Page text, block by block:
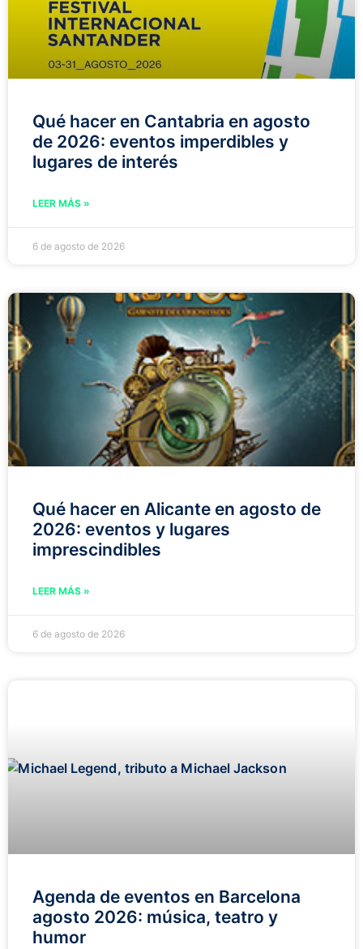
Qué hacer en Cantabria en agosto
de 2026: eventos imperdibles y
lugares de interés
LEER MÁS »
6 de agosto de 2026
Qué hacer en Alicante en agosto de
2026: eventos y lugares
imprescindibles
LEER MÁS »
6 de agosto de 2026
Agenda de eventos en Barcelona
agosto 2026: música, teatro y
humor